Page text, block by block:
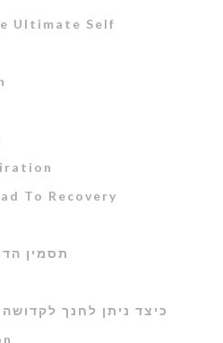
Ultimate Self
To Recovery
תסמין
כיצד ניתן לחנך לקדושה